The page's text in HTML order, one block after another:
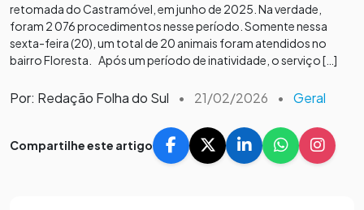
retomada do Castramóvel, em junho de 2025. Na verdade,
foram 2 076 procedimentos nesse período. Somente nessa
sexta-feira (20), um total de 20 animais foram atendidos no
bairro Floresta. Após um período de inatividade, o serviço […]
Por: Redação Folha do Sul • 21/02/2026 • Geral
Compartilhe este artigo